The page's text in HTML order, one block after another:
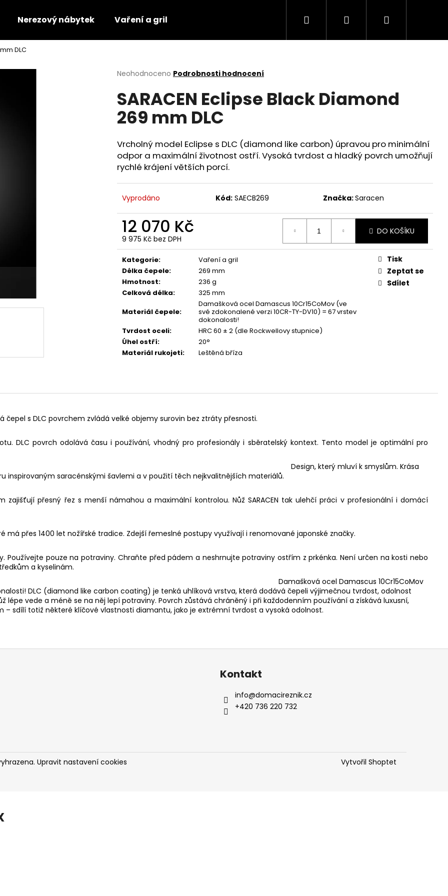
Nerezový nábytek Vaření a gril Hledat PřihlášeníNákupní
DLC
Průměrné
produktu
je
0,0
z
hvězdiček.
Neohodnoceno Podrobnosti hodnocení
SARACEN Eclipse Black Diamond
269 mm DLC
Vrcholný model Eclipse s DLC (diamond like carbon) úpravou pro minimální
odpor a maximální životnost ostří. Vysoká tvrdost a hladký povrch umožňují
rychlé krájení větších porcí.
Vyprodáno Kód: SAECB269 Značka:Saracen
12 070 Kč
9 975 Kč bez DPH
Měrná
cena:
DO KOŠÍKU
Kategorie:
Vaření a gril
Délka čepele:
269 mm
Hmotnost:
236 g
Celková délka:
325 mm
Materiál čepele:
Damašková ocel Damascus 10Cr15CoMov (ve
své zdokonalené verzi 10CR-TY-DV10) = 67 vrstev
dokonalosti!
Tvrdost oceli:
HRC 60 ± 2 (dle Rockwellovy stupnice)
Úhel ostří:
20°
Materiál rukojeti: Leštěná bříza
Tisk
Zeptat se
Sdílet
s DLC povrchem zvládá velké objemy surovin bez ztráty přesnosti.
DLC povrch odolává času i používání, vhodný pro profesionály i sběratelský kontext. Tento model je optimální pro
Design, který mluví k smyslům. Krása
inspirovaným saracénskými šavlemi a v použití těch nejkvalitnějších materiálů.
přesný řez s menší námahou a maximální kontrolou. Nůž SARACEN tak ulehčí práci v profesionální i domácí
má přes 1400 let nožířské tradice. Zdejší řemeslné postupy využívají i renomované japonské značky.
Používejte pouze na potraviny. Chraňte před pádem a neshrnujte potraviny ostřím z prkénka. Není určen na kosti nebo
a kyselinám.
Damašková ocel Damascus 10Cr15CoMov
DLC (diamond like carbon coating) je tenká uhlíková vrstva, která dodává čepeli výjimečnou tvrdost, odolnost
lépe vede a méně se na něj lepí potraviny. Povrch zůstává chráněný i při každodenním používání a získává luxusní,
– sdílí totiž některé klíčové vlastnosti diamantu, jako je extrémní tvrdost a vysoká odolnost.
Co potřebujete najít?
HLEDAT
Kontakt
info@domacireznik.cz
+420 736 220 732
Vytvořil Shoptet
Upravit nastavení cookies